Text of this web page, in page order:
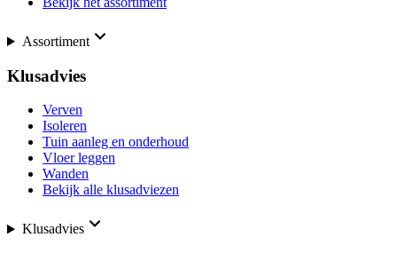
Assortiment
Klusadvies
Verven
Isoleren
Tuin aanleg en onderhoud
Vloer leggen
Wanden
Bekijk alle klusadviezen
Klusadvies